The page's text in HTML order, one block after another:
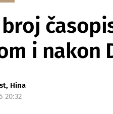
i nakon
Hina
20:32